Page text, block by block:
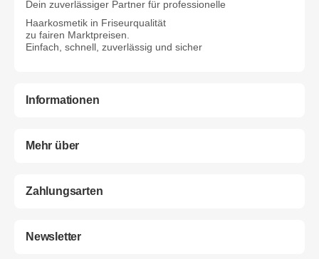
Dein zuverlässiger Partner für professionelle
Haarkosmetik in Friseurqualität
zu fairen Marktpreisen.
Einfach, schnell, zuverlässig und sicher
Informationen
Mehr über
Zahlungsarten
Newsletter